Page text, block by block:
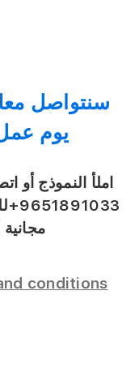
سنتواصل
يوم
املأ النموذج أو
+9651891033
مجانية
conditions